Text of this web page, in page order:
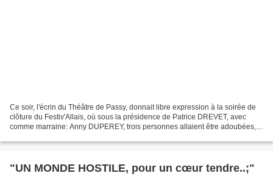
Ce soir, l'écrin du Théâtre de Passy, donnait libre expression à la soirée de
clôture du Festiv'Allais, où sous la présidence de Patrice DREVET, avec
comme marraine: Anny DUPEREY, trois personnes allaient être adoubées,
"UN MONDE HOSTILE, pour un cœur tendre..;"